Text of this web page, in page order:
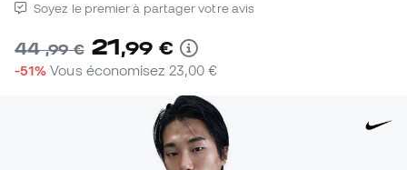
Soyez le premier à partager votre avis
44,99 € 21,99 €
-51% Vous économisez 23,00 €